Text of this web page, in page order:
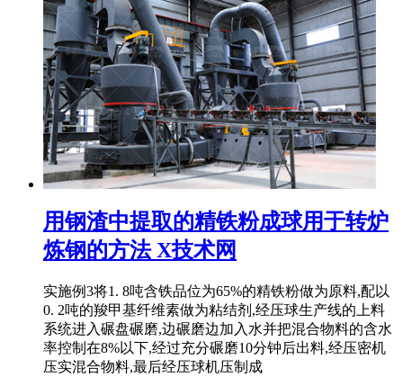
用钢渣中提取的精铁粉成球用于转炉
炼钢的方法 X技术网
实施例3将1. 8吨含铁品位为65%的精铁粉做为原料,配以
0. 2吨的羧甲基纤维素做为粘结剂,经压球生产线的上料
系统进入碾盘碾磨,边碾磨边加入水并把混合物料的含水
率控制在8%以下,经过充分碾磨10分钟后出料,经压密机
压实混合物料,最后经压球机压制成